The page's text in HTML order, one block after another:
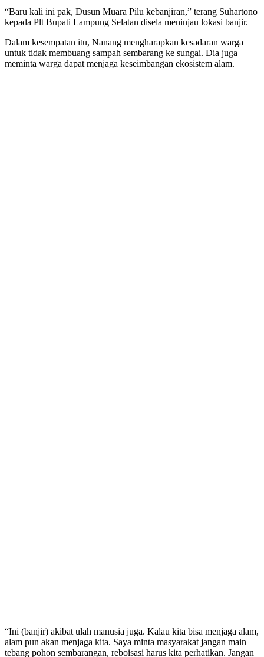
“Baru kali ini pak, Dusun Muara Pilu kebanjiran,” terang Suhartono
kepada Plt Bupati Lampung Selatan disela meninjau lokasi banjir.
Dalam kesempatan itu, Nanang mengharapkan kesadaran warga
untuk tidak membuang sampah sembarang ke sungai. Dia juga
meminta warga dapat menjaga keseimbangan ekosistem alam.
“Ini (banjir) akibat ulah manusia juga. Kalau kita bisa menjaga alam,
alam pun akan menjaga kita. Saya minta masyarakat jangan main
tebang pohon sembarangan, reboisasi harus kita perhatikan. Jangan